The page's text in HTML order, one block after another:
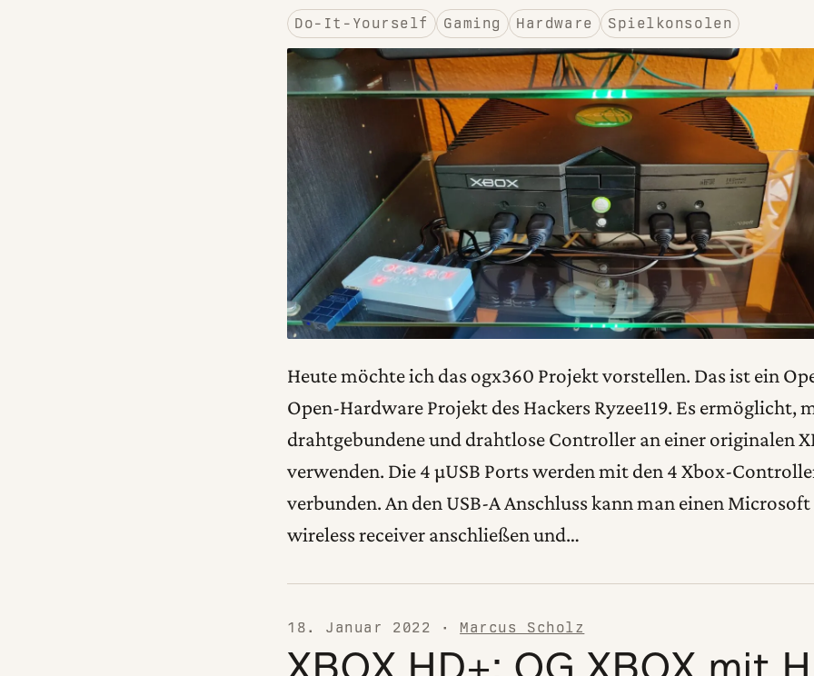
Do-It-Yourself Gaming Hardware Spielkonsolen
Heute möchte ich das ogx360 Projekt vorstellen. Das ist ein
Open-Hardware Projekt des Hackers Ryzee119. Es ermöglicht,
drahtgebundene und drahtlose Controller an einer originalen
verwenden. Die 4 µUSB Ports werden mit den 4 Xbox-
verbunden. An den USB-A Anschluss kann man einen
wireless receiver anschließen und…
18. Januar 2022 · Marcus Scholz